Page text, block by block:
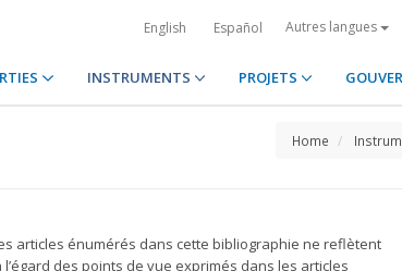
English Español Autres langues
INSTRUMENTS PROJETS
Home
articles énumérés dans cette bibliographie ne reflètent
des points de vue exprimés dans les articles